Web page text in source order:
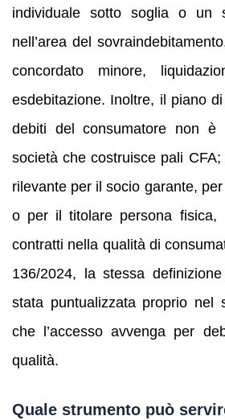
individuale sotto soglia o un
nell’area del
concordato minore,
esdebitazione. Inoltre, il piano
debiti del consumatore non è
società che costruisce pali
rilevante per il socio garante,
o per il titolare persona fisica,
contratti nella qualità di
136/2024, la stessa
stata puntualizzata proprio nel
che l’accesso avvenga per
qualità.
Quale strumento può